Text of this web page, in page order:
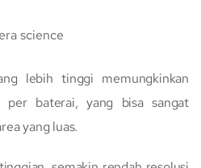
science
lebih tinggi memungkinkan
per baterai, yang bisa sangat
yang luas.